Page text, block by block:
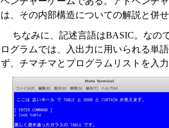
は、その内部構造についての解説と併
ちなみに、記述言語はBASIC。なの
ログラムでは、入出力に用いられる単
ず、チマチマとプログラムリストを入